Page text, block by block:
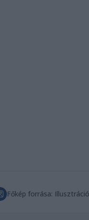
Főkép forrása: Illusztráció